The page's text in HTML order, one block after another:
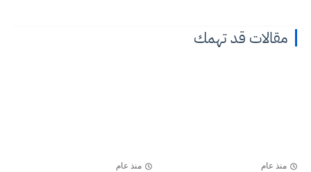
مقالات قد تهمك
منذ عام منذ عام